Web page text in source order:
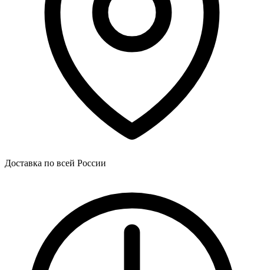
Доставка по всей России